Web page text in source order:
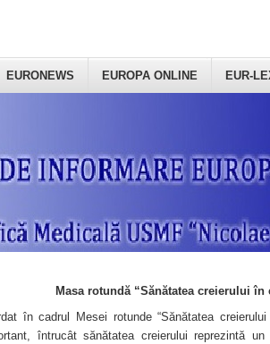
EURONEWS EUROPA ONLINE EUR-
Masa rotundă “Sănătatea creierului
în cadrul Mesei rotunde “Sănătatea
întrucât sănătatea creierului reprezintă